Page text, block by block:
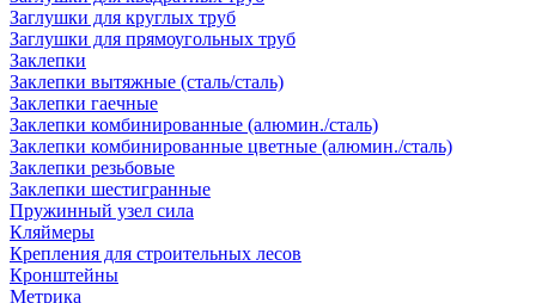
Заглушки для круглых труб
Заглушки для прямоугольных труб
Заклепки
Заклепки вытяжные (сталь/сталь)
Заклепки гаечные
Заклепки комбинированные (алюмин./сталь)
Заклепки комбинированные цветные (алюмин./сталь)
Заклепки резьбовые
Заклепки шестигранные
Пружинный узел сила
Кляймеры
Крепления для строительных лесов
Кронштейны
Метрика